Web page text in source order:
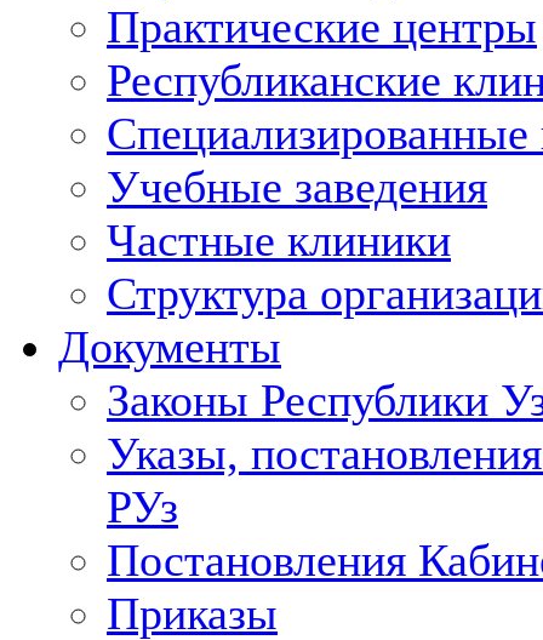
Практические центры
Республиканские
Учебные заведения
Частные клиники
Структура
Документы
Законы Республики
Указы,
РУз
Постановления
Приказы